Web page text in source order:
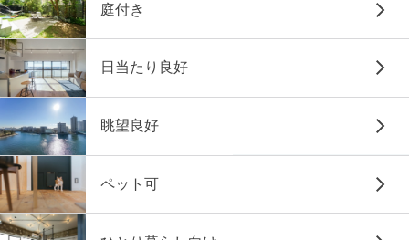
庭付き
日当たり良好
眺望良好
ペット可